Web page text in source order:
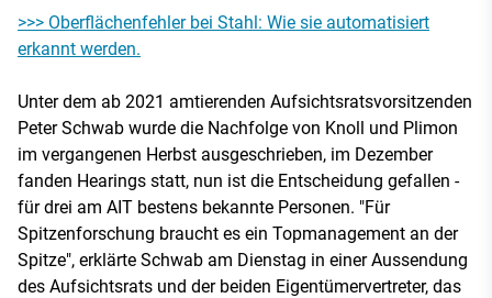
>>> Oberflächenfehler bei Stahl: Wie sie automatisiert
erkannt werden.
Unter dem ab 2021 amtierenden Aufsichtsratsvorsitzenden
Peter Schwab wurde die Nachfolge von Knoll und Plimon
im vergangenen Herbst ausgeschrieben, im Dezember
fanden Hearings statt, nun ist die Entscheidung gefallen -
für drei am AIT bestens bekannte Personen. "Für
Spitzenforschung braucht es ein Topmanagement an der
Spitze", erklärte Schwab am Dienstag in einer Aussendung
des Aufsichtsrats und der beiden Eigentümervertreter, das